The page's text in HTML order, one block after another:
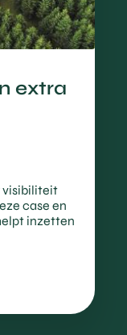
extra
visibiliteit
case en
inzetten